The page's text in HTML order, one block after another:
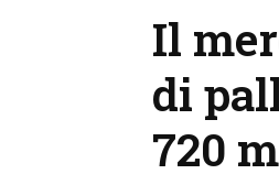
Il
di
720